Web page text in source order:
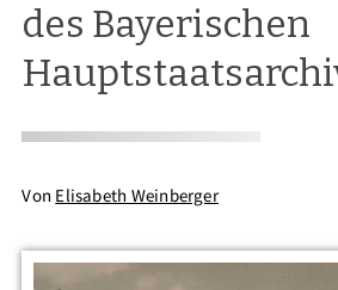
des Bayerischen
Von Elisabeth Weinberger